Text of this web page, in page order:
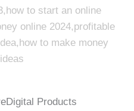
to start an online
online 2024,profitable
to make money
Digital Products